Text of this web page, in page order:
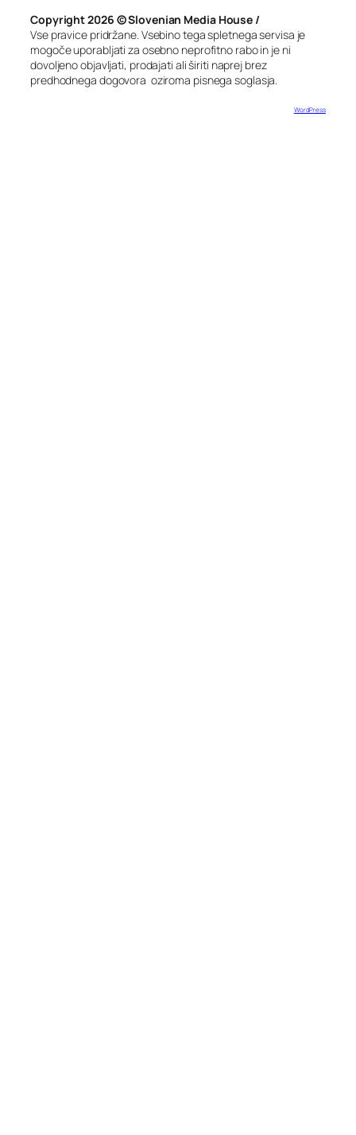
Copyright 2026 © Slovenian Media House /
Vse pravice pridržane. Vsebino tega spletnega servisa je
mogoče uporabljati za osebno neprofitno rabo in je ni
dovoljeno objavljati, prodajati ali širiti naprej brez
predhodnega dogovora oziroma pisnega soglasja.
WordPress